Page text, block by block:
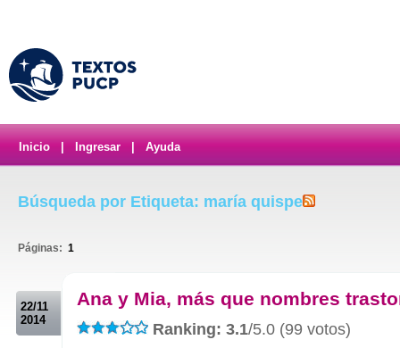
Inicio Ingresar Ayuda
Búsqueda por Etiqueta: maría quispe
Páginas: 1
22/11
2014
Ana y Mia, más que nombres
Ranking: 3.1/5.0 (99 votos)